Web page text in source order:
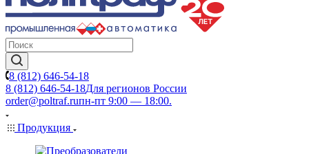
8 (812) 646-54-18
8 (812) 646-54-18Для регионов России
order@poltraf.ruпн-пт 9:00 — 18:00.
Продукция